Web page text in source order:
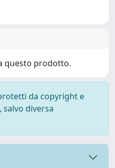
questo prodotto.
da copyright e
diversa